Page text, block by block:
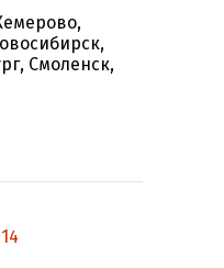
Смоленск,